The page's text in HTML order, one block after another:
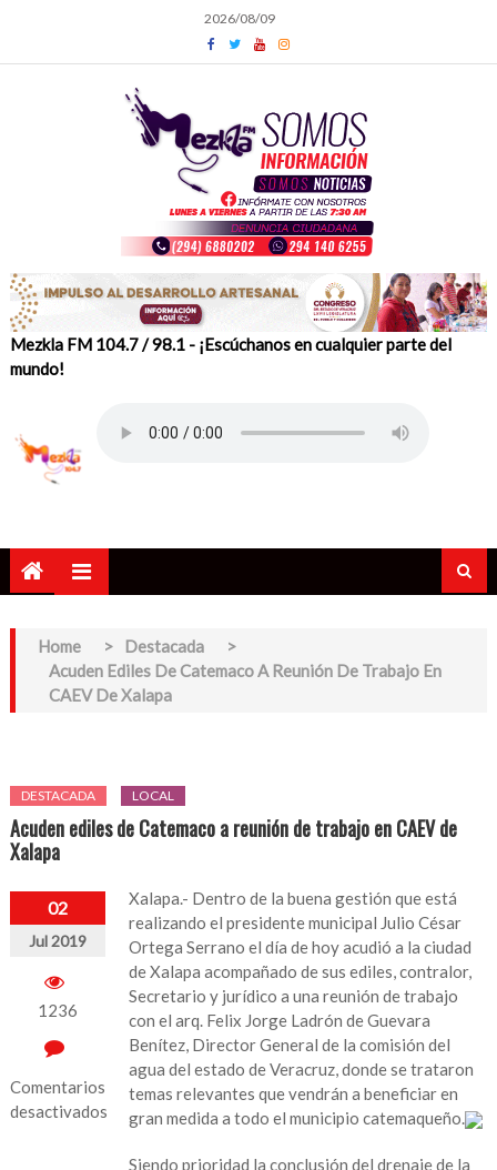
content
2026/08/09
Mezkla FM 104.7 / 98.1 - ¡Escúchanos en cualquier parte del
mundo!
Home > Destacada
>
Acuden Ediles De Catemaco A Reunión De Trabajo En
CAEV De Xalapa
DESTACADA LOCAL
Acuden ediles de Catemaco a reunión de trabajo en CAEV de
Xalapa
02
Jul 2019
1236
Comentarios
desactivados
Xalapa.- Dentro de la buena gestión que está
realizando el presidente municipal Julio César
Ortega Serrano el día de hoy acudió a la ciudad
de Xalapa acompañado de sus ediles, contralor,
Secretario y jurídico a una reunión de trabajo
con el arq. Felix Jorge Ladrón de Guevara
Benítez, Director General de la comisión del
agua del estado de Veracruz, donde se trataron
temas relevantes que vendrán a beneficiar en
gran medida a todo el municipio catemaqueño.
Siendo prioridad la conclusión del drenaje de la